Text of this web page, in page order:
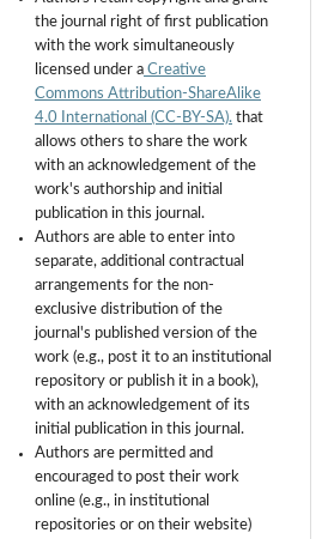
the journal right of first publication
with the work simultaneously
licensed under a Creative
Commons Attribution-ShareAlike
4.0 International (CC-BY-SA). that
allows others to share the work
with an acknowledgement of the
work's authorship and initial
publication in this journal.
Authors are able to enter into
separate, additional contractual
arrangements for the non-
exclusive distribution of the
journal's published version of the
work (e.g., post it to an institutional
repository or publish it in a book),
with an acknowledgement of its
initial publication in this journal.
Authors are permitted and
encouraged to post their work
online (e.g., in institutional
repositories or on their website)